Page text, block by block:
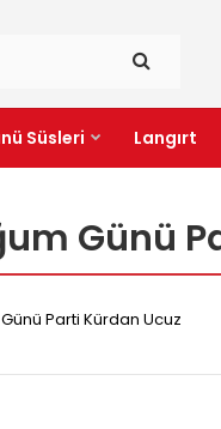
Süsleri Langırt
Günü
Parti Kürdan Ucuz